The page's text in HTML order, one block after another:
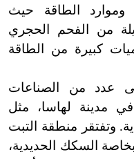
وموارد الطاقة حيث
من الفحم الحجري
كبيرة من الطاقة
عدد من الصناعات
في مدينة لهاسا، مثل
وتفتقر منطقة التبت
السكك الحديدية،